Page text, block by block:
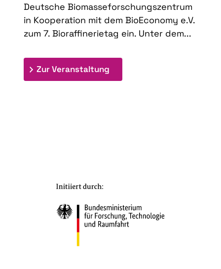
Deutsche Biomasseforschungszentrum
in Kooperation mit dem BioEconomy e.V.
zum 7. Bioraffinerietag ein. Unter dem...
Zur Veranstaltung